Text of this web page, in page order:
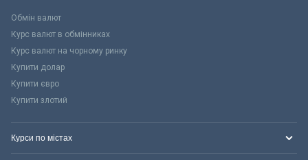
Обмін валют
Курс валют в обмінниках
Курс валют на чорному ринку
Купити долар
Купити євро
Купити злотий
Курси по містах